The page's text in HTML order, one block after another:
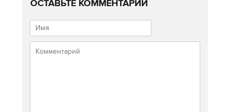
ОСТАВЬТЕ КОММЕНТАРИЙ